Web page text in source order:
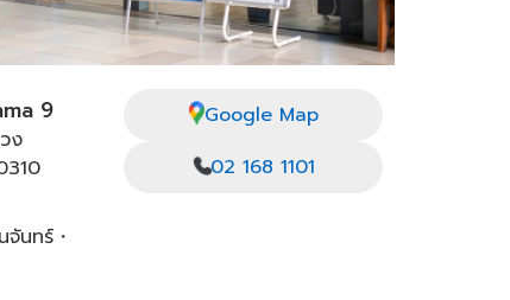
9
ง
นทร์・
Google Map
02 168 1101